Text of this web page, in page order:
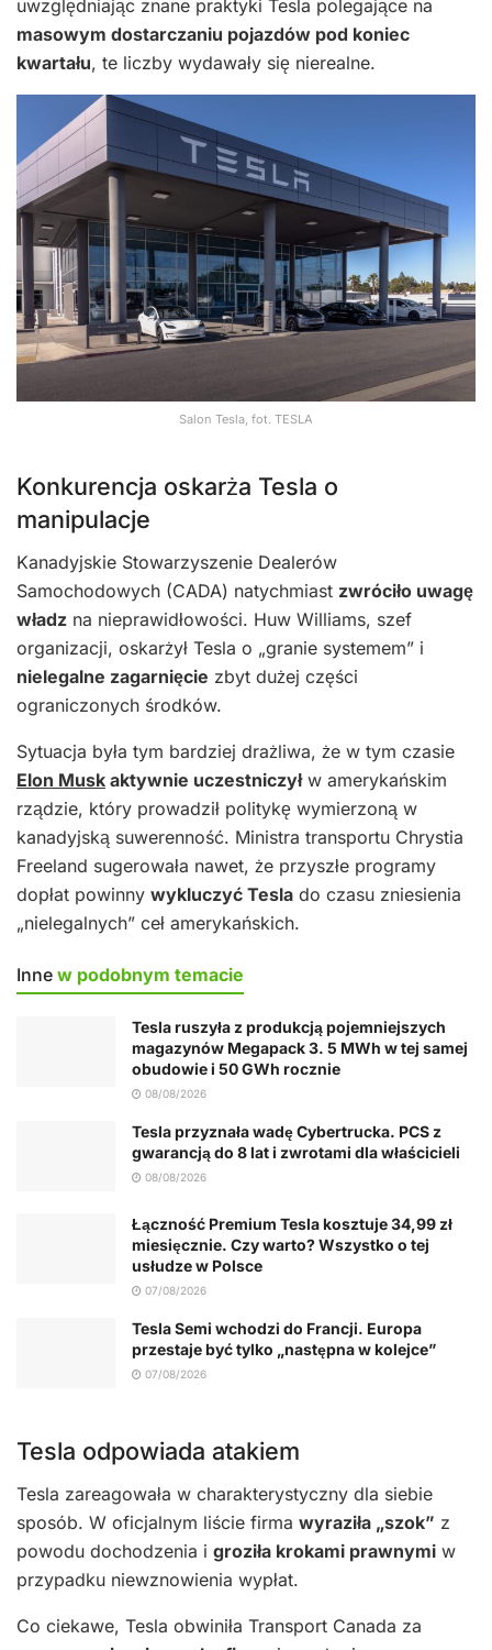
uwzględniając znane praktyki Tesla polegające na
masowym dostarczaniu pojazdów pod koniec
kwartału, te liczby wydawały się nierealne.
Salon Tesla, fot. TESLA
Konkurencja oskarża Tesla o
manipulacje
Kanadyjskie Stowarzyszenie Dealerów
Samochodowych (CADA) natychmiast zwróciło uwagę
władz na nieprawidłowości. Huw Williams, szef
organizacji, oskarżył Tesla o „granie systemem” i
nielegalne zagarnięcie zbyt dużej części
ograniczonych środków.
Sytuacja była tym bardziej drażliwa, że w tym czasie
Elon Musk aktywnie uczestniczyłw amerykańskim
rządzie, który prowadził politykę wymierzoną w
kanadyjską suwerenność. Ministra transportu Chrystia
Freeland sugerowała nawet, że przyszłe programy
dopłat powinny wykluczyć Tesla do czasu zniesienia
„nielegalnych” ceł amerykańskich.
Inne w podobnym temacie
Tesla ruszyła z produkcją pojemniejszych
magazynów Megapack 3. 5 MWh w tej samej
obudowie i 50 GWh rocznie
08/08/2026
Tesla przyznała wadę Cybertrucka. PCS z
gwarancją do 8 lat i zwrotami dla właścicieli
08/08/2026
Łączność Premium Tesla kosztuje 34,99 zł
miesięcznie. Czy warto? Wszystko o tej
usłudze w Polsce
07/08/2026
Tesla Semi wchodzi do Francji. Europa
przestaje być tylko „następna w kolejce”
07/08/2026
Tesla odpowiada atakiem
Tesla zareagowała w charakterystyczny dla siebie
sposób. W oficjalnym liście firma wyraziła „szok” z
powodu dochodzenia i groziła krokami prawnymi w
przypadku niewznowienia wypłat.
Co ciekawe, Tesla obwiniła Transport Canada za